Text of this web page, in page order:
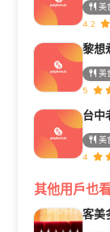
美
4.2
黎想
美
5
台中
美
4
其他用戶也